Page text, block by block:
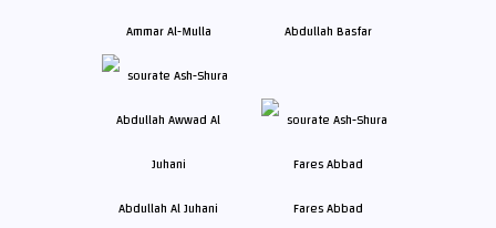
Ammar Al-Mulla Abdullah Basfar
Abdullah Al Juhani Fares Abbad